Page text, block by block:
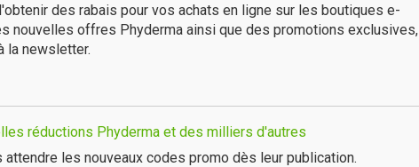
des rabais pour vos achats en ligne sur les boutiques e-
nouvelles offres Phyderma ainsi que des promotions exclusives,
la newsletter.
réductions Phyderma et des milliers d'autres
les nouveaux codes promo dès leur publication.